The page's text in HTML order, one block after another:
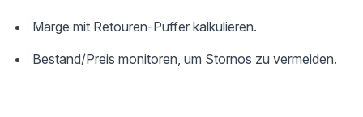
Marge mit Retouren-Puffer kalkulieren.
Bestand/Preis monitoren, um Stornos zu vermeiden.